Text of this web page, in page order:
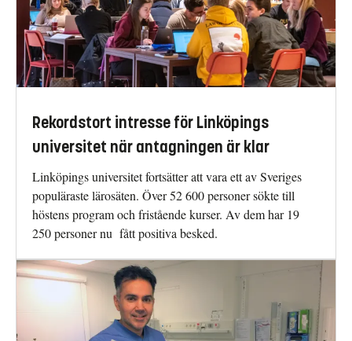
Rekordstort intresse för Linköpings
universitet när antagningen är klar
Linköpings universitet fortsätter att vara ett av Sveriges
populäraste lärosäten. Över 52 600 personer sökte till
höstens program och fristående kurser. Av dem har 19
250 personer nu fått positiva besked.